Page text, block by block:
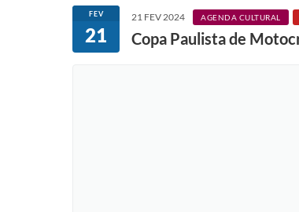
FEV
21
21 FEV 2024 AGENDA CULTURAL
Copa Paulista de